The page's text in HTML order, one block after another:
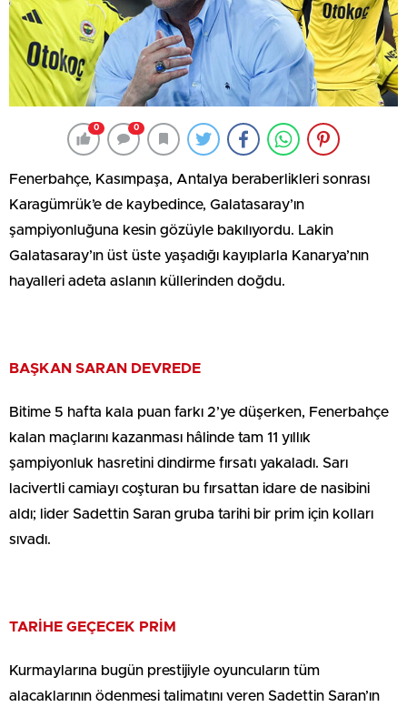
0 0
Fenerbahçe, Kasımpaşa, Antalya beraberlikleri sonrası
Karagümrük’e de kaybedince, Galatasaray’ın
şampiyonluğuna kesin gözüyle bakılıyordu. Lakin
Galatasaray’ın üst üste yaşadığı kayıplarla Kanarya’nın
hayalleri adeta aslanın küllerinden doğdu.
BAŞKAN SARAN DEVREDE
Bitime 5 hafta kala puan farkı 2’ye düşerken, Fenerbahçe
kalan maçlarını kazanması hâlinde tam 11 yıllık
şampiyonluk hasretini dindirme fırsatı yakaladı. Sarı
lacivertli camiayı coşturan bu fırsattan idare de nasibini
aldı; lider Sadettin Saran gruba tarihi bir prim için kolları
sıvadı.
TARİHE GEÇECEK PRİM
Kurmaylarına bugün prestijiyle oyuncuların tüm
alacaklarının ödenmesi talimatını veren Sadettin Saran’ın